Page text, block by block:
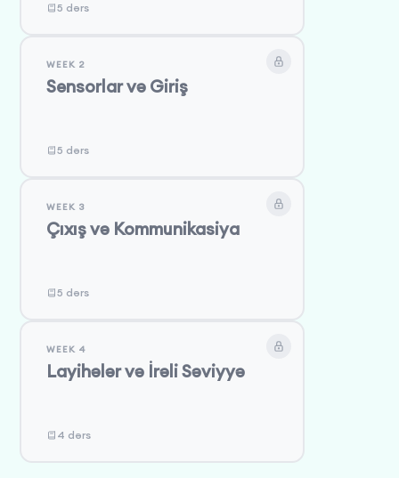
5 dərs
WEEK 2
Sensorlar və Giriş
5 dərs
WEEK 3
Çıxış və Kommunikasiya
5 dərs
WEEK 4
Layihələr və İrəli Səviyyə
4 dərs